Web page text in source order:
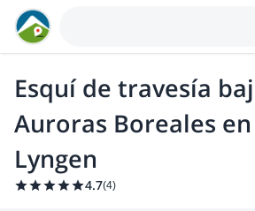
Esquí de travesía
Auroras Boreales
Lyngen
4.7(4)